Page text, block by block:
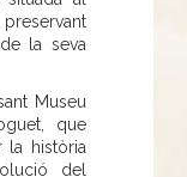
la seva
Museu
que
la història
del